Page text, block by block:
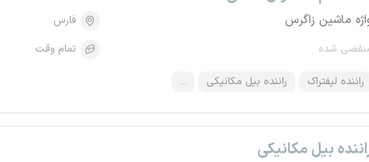
ماشین زاگرس
شده
فارس
تمام وقت
راننده لیفتراک راننده بیل مکانیکی ...
بیل مکانیکی